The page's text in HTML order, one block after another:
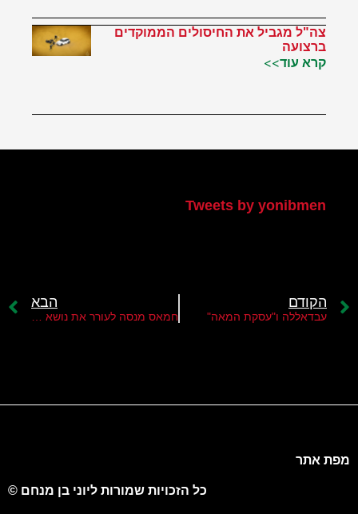
צה"ל מגביל את החיסולים הממוקדים
ברצועה
קרא עוד>>
Tweets by yonibmen
הקודם
עבדאללה ו"עסקת המאה"
הבא
חמאס מנסה לעורר את נושא השבויים
מפת אתר
כל הזכויות שמורות ליוני בן מנחם ©